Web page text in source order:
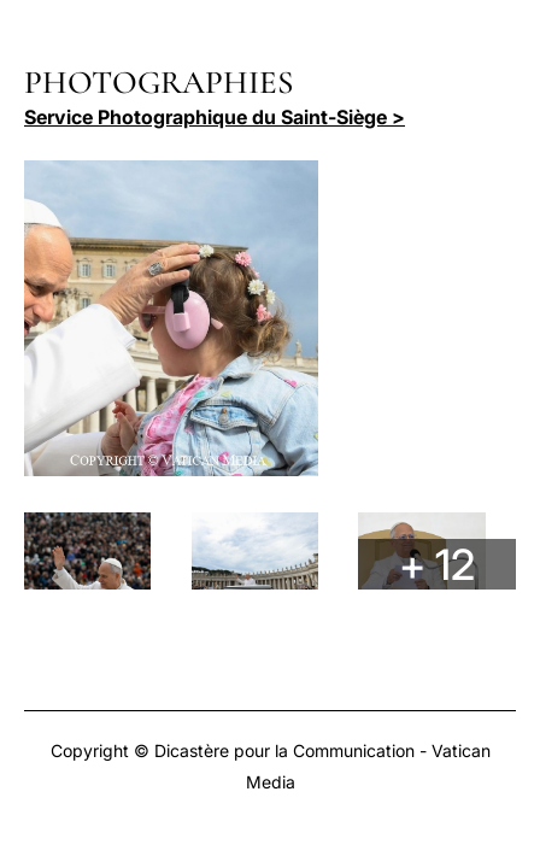
PHOTOGRAPHIES
Service Photographique du Saint-Siège >
+ 12
Copyright © Dicastère pour la Communication - Vatican
Media